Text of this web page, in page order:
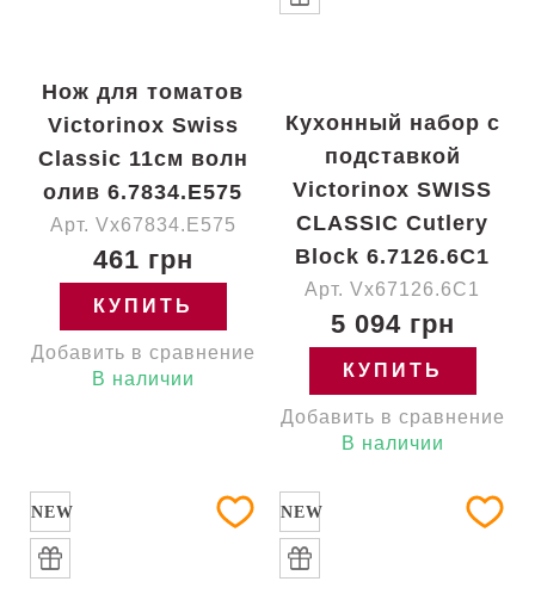
Нож для томатов
Victorinox Swiss
Classic 11см волн
олив 6.7834.E575
Арт. Vx67834.E575
461 грн
КУПИТЬ
Добавить в сравнение
В наличии
Кухонный набор с
подставкой
Victorinox SWISS
CLASSIC Cutlery
Block 6.7126.6C1
Арт. Vx67126.6C1
5 094 грн
КУПИТЬ
Добавить в сравнение
В наличии
NEW NEW